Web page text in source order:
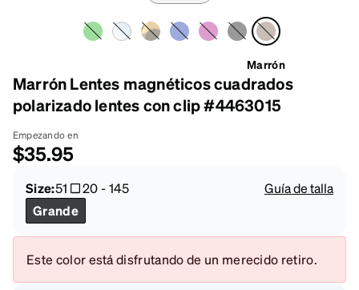
Marrón
Marrón Lentes magnéticos cuadrados
polarizado lentes con clip #4463015
Empezando en
$35.95
Size:51 20-145
Guía de talla
Grande
Este color está disfrutando de un merecido retiro.